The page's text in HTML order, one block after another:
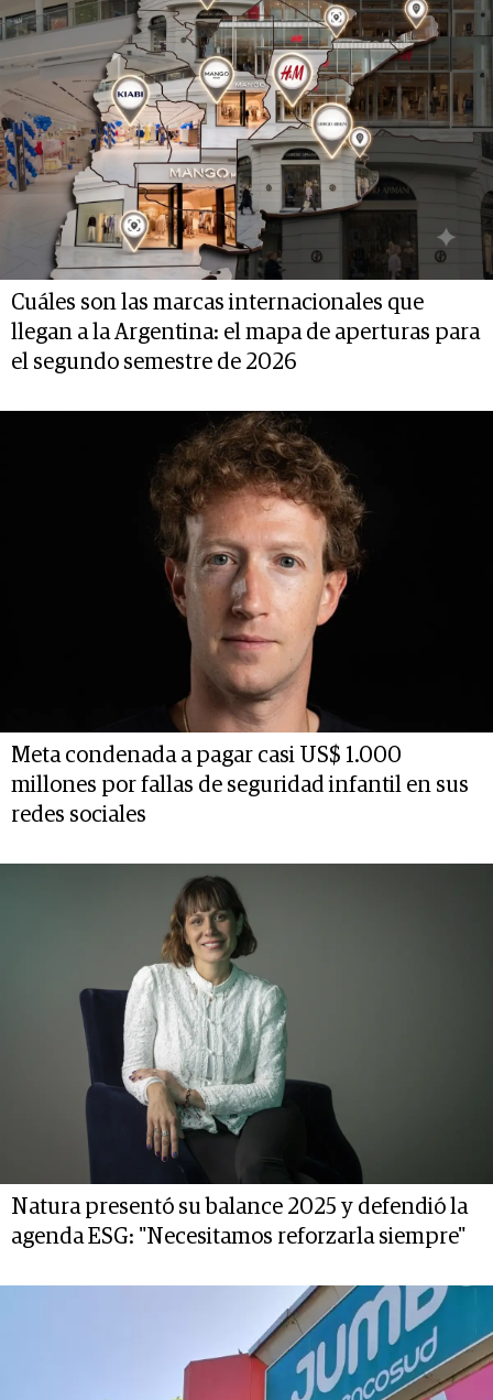
Cuáles son las marcas internacionales que
llegan a la Argentina: el mapa de aperturas para
el segundo semestre de 2026
Meta condenada a pagar casi US$ 1.000
millones por fallas de seguridad infantil en sus
redes sociales
Natura presentó su balance 2025 y defendió la
agenda ESG: "Necesitamos reforzarla siempre"